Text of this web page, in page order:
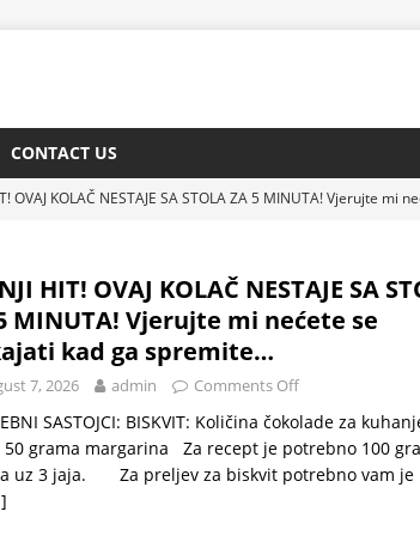
CONTACT US
OVAJ KOLAČ NESTAJE SA STOLA ZA 5 MINUTA! Vjerujte mi
PRIHRANA ZA MUŠKATLE: Samo sipajte JEDNU stvar u
domaćica: Gotov za 30 minuta, a ukus vraća u
ZA NAJBOLJU DOMAĆU TURŠIJU: Bez ovoga vam neće uspjeti!
HIT! OVAJ KOLAČ NESTAJE SA
MINUTA! Vjerujte mi nećete se
kad ga spremite…
7, 2026 admin Comments Off
SASTOJCI: BISKVIT: Količina čokolade za
grama margarina Za recept je potrebno 100
uz 3 jaja. Za preljev za biskvit potrebno vam je